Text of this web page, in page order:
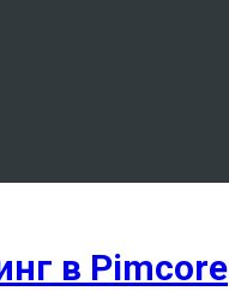
в Pimcore